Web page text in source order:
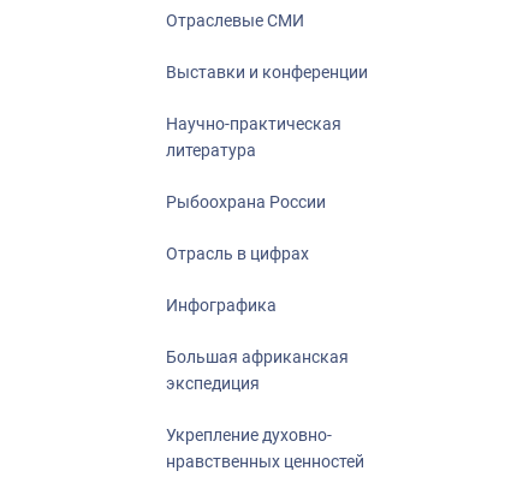
Отраслевые СМИ
Выставки и конференции
Научно-практическая
литература
Рыбоохрана России
Отрасль в цифрах
Инфографика
Большая африканская
экспедиция
Укрепление духовно-
нравственных ценностей